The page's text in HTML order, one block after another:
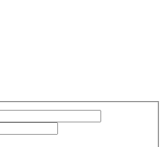
опубликован. Обязательные поля